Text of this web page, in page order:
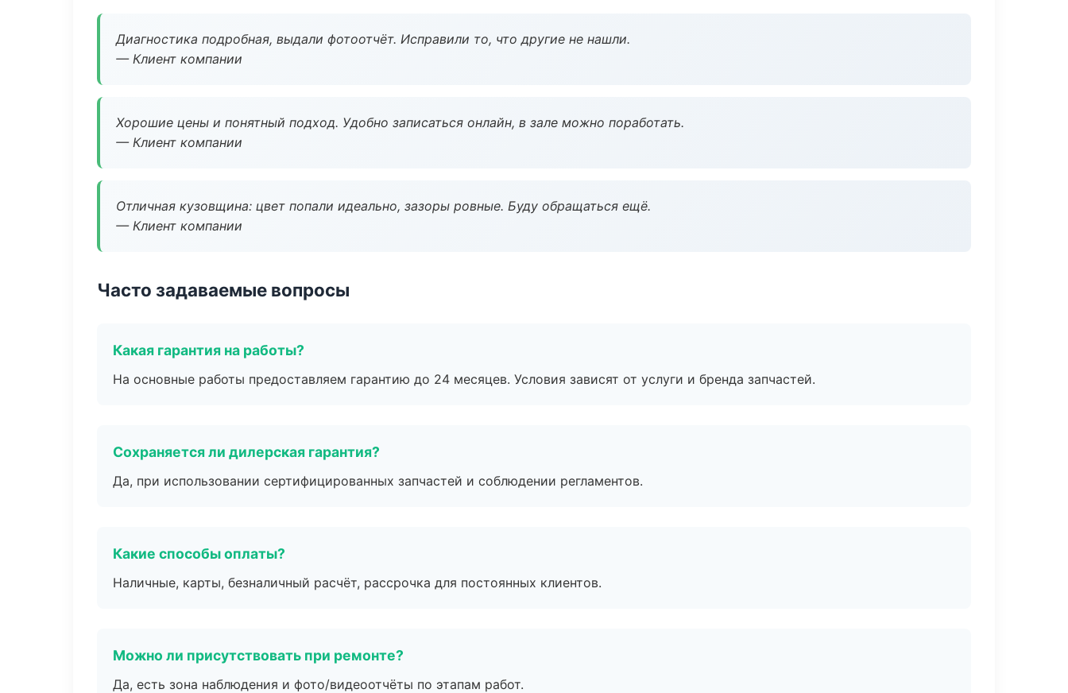
Диагностика подробная, выдали фотоотчёт. Исправили то, что другие не нашли.
— Клиент компании
Хорошие цены и понятный подход. Удобно записаться онлайн, в зале можно поработать.
— Клиент компании
Отличная кузовщина: цвет попали идеально, зазоры ровные. Буду обращаться ещё.
— Клиент компании
Часто задаваемые вопросы
Какая гарантия на работы?
На основные работы предоставляем гарантию до 24 месяцев. Условия зависят от услуги и бренда запчастей.
Сохраняется ли дилерская гарантия?
Да, при использовании сертифицированных запчастей и соблюдении регламентов.
Какие способы оплаты?
Наличные, карты, безналичный расчёт, рассрочка для постоянных клиентов.
Можно ли присутствовать при ремонте?
Да, есть зона наблюдения и фото/видеоотчёты по этапам работ.